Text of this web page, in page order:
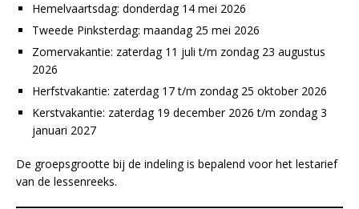
Hemelvaartsdag: donderdag 14 mei 2026
Tweede Pinksterdag: maandag 25 mei 2026
Zomervakantie: zaterdag 11 juli t/m zondag 23 augustus
2026
Herfstvakantie: zaterdag 17 t/m zondag 25 oktober 2026
Kerstvakantie: zaterdag 19 december 2026 t/m zondag 3
januari 2027
De groepsgrootte bij de indeling is bepalend voor het lestarief
van de lessenreeks.